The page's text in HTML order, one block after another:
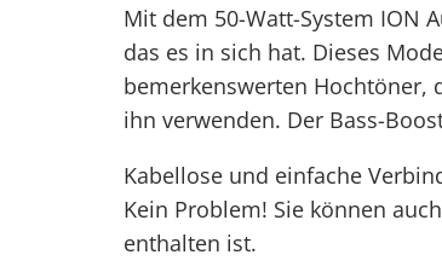
Mit dem 50-Watt-System ION
das es in sich hat. Dieses
bemerkenswerten Hochtöner,
ihn verwenden. Der Bass-
Kabellose und einfache
Kein Problem! Sie können
enthalten ist.